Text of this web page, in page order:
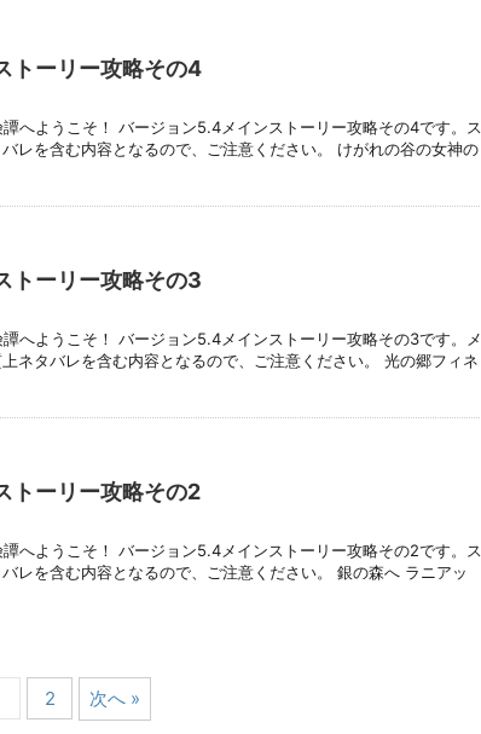
トーリー攻略その4
へようこそ！ バージョン5.4メインストーリー攻略その4です。ス
レを含む内容となるので、ご注意ください。 けがれの谷の女神の
トーリー攻略その3
へようこそ！ バージョン5.4メインストーリー攻略その3です。メ
ネタバレを含む内容となるので、ご注意ください。 光の郷フィネ
トーリー攻略その2
へようこそ！ バージョン5.4メインストーリー攻略その2です。ス
レを含む内容となるので、ご注意ください。 銀の森へ ラニアッ
2 次へ »